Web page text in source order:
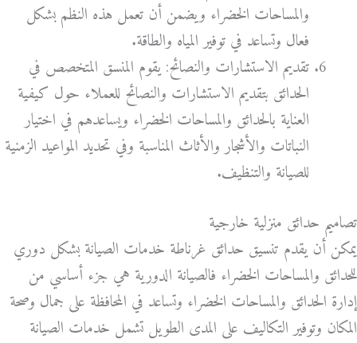
والمساحات الخضراء ويضمن أن تعمل هذه النظم بشكل
فعال وتساعد في توفير المياه والطاقة.
تقديم الاستشارات والنصائح: يقوم المنسق المتخصص في
الحدائق بتقديم الاستشارات والنصائح للعملاء حول كيفية
العناية بالحدائق والمساحات الخضراء ويساعدهم في اختيار
النباتات والأشجار والأثاث المناسبة وفي تحديد المواعيد الزمنية
للصيانة والتنظيف.
تصاميم حدائق منزلية خارجية
يمكن أن يقدم تنسيق حدائق غرناطة خدمات الصيانة بشكل دوري
للحدائق والمساحات الخضراء فالصيانة الدورية هي جزء أساسي من
إدارة الحدائق والمساحات الخضراء وتساعد في المحافظة على جمال وصحة
المكان وتوفير التكاليف على المدى الطويل تشمل خدمات الصيانة